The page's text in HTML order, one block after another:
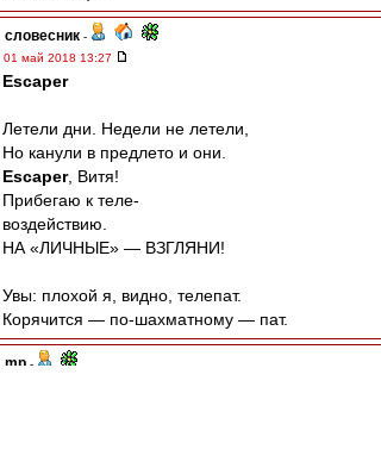
словесник -
01 май 2018 13:27
Escaper
Летели дни. Недели не летели,
Но канули в предлето и они.
Escaper, Витя!
Прибегаю к теле-
воздействию.
НА «ЛИЧНЫЕ» — ВЗГЛЯНИ!
Увы: плохой я, видно, телепат.
Корячится — по-шахматному — пат.
mp -